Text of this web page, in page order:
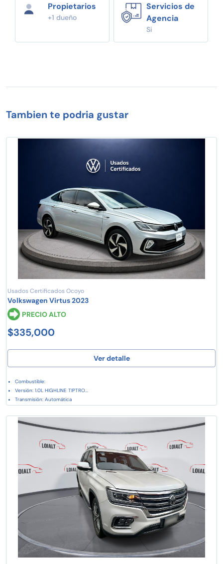
Propietarios
+1 dueño
Servicios de
Agencia
Si
Tambien te podria gustar
Usados Certificados Ocoyo
Volkswagen Virtus 2023
PRECIO ALTO
$335,000
Ver detalle
Combustible:
Versión: 1.0L HIGHLINE TIPTRO...
Transmisión: Automática